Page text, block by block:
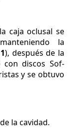
caja oclusal se
la
), después de la
con discos Sof-
y se obtuvo
la cavidad.